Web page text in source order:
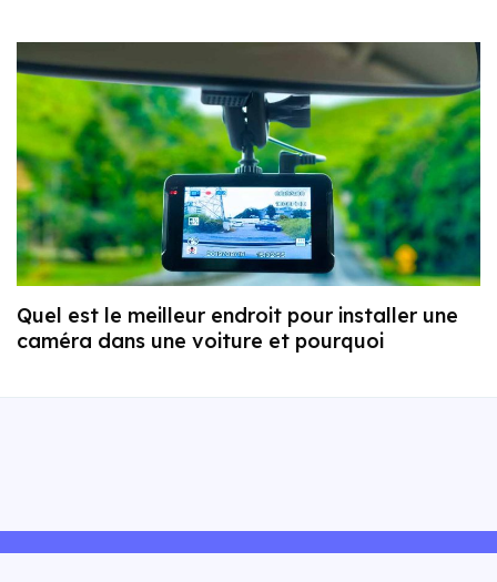
Quel est le meilleur endroit pour installer une
caméra dans une voiture et pourquoi